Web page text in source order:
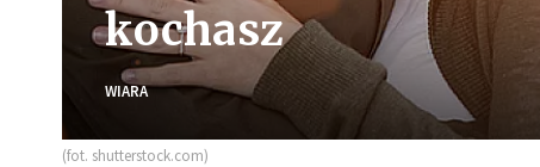
kochasz
WIARA
(fot. shutterstock.com)